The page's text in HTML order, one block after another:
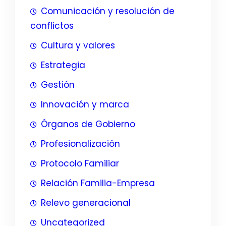
Comunicación y resolución de
conflictos
Cultura y valores
Estrategia
Gestión
Innovación y marca
Órganos de Gobierno
Profesionalización
Protocolo Familiar
Relación Familia-Empresa
Relevo generacional
Uncategorized